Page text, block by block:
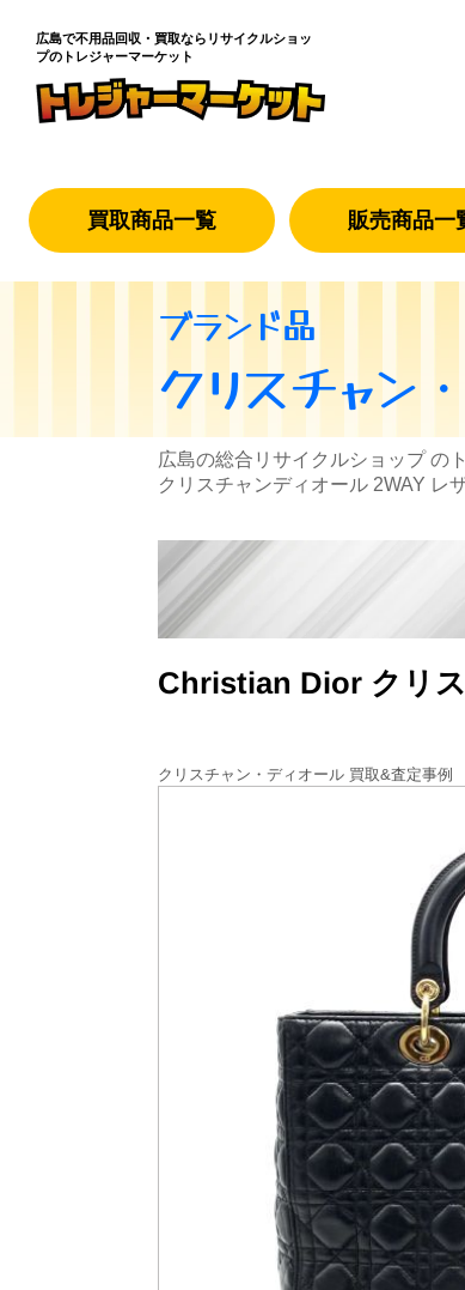
広島で不用品回収・買取なら リサイクルショッ
プのトレジャーマーケット
買取商品一覧 販売商品一
ブランド品
クリスチャン
広島の総合リサイクルショップ の
クリスチャンディオール 2WAY レ
Christian Dior クリ
クリスチャン・ディオール 買取&査定事例